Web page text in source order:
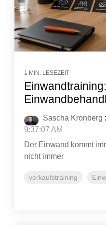
1 MIN. LESEZEIT
Sascha Kronberg :
9:37:07 AM
Der Einwand kommt
nicht immer
verkaufstraining